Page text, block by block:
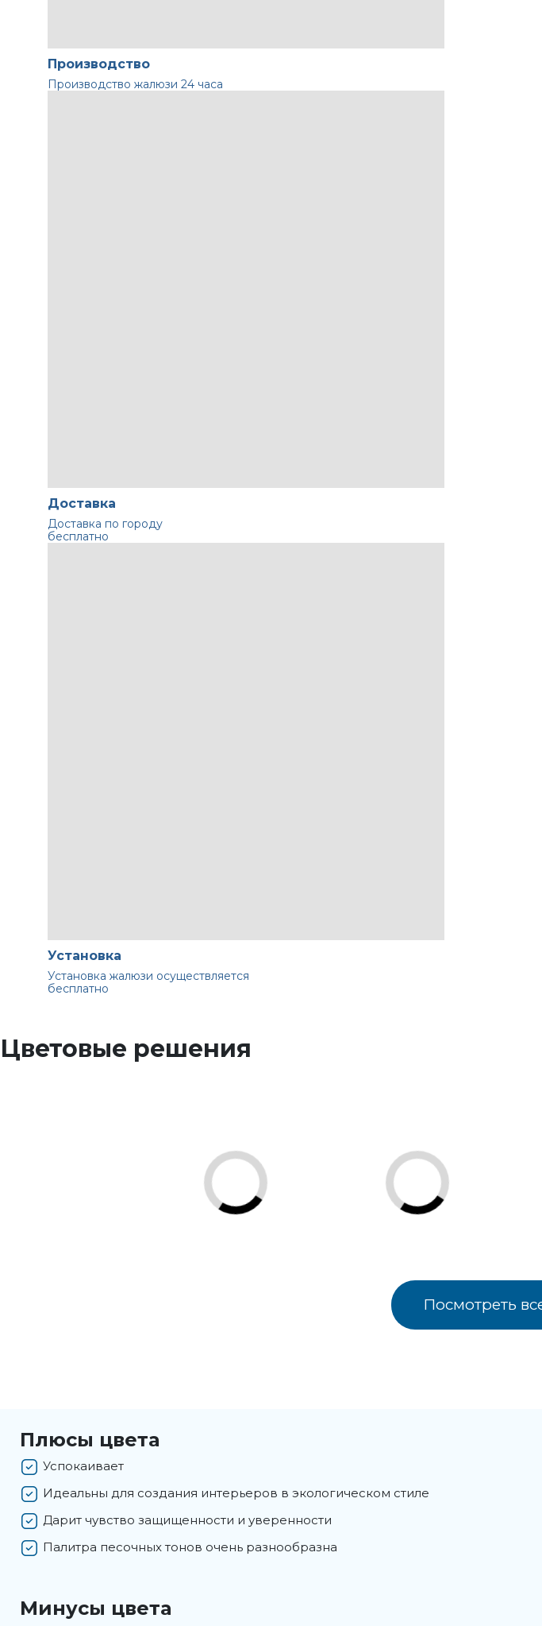
Производство
Производство жалюзи 24 часа
Доставка
Доставка по городу
бесплатно
Установка
Установка жалюзи осуществляется
бесплатно
Цветовые решения
Посмотреть
Плюсы цвета
Успокаивает
Идеальны для создания интерьеров в экологическом стиле
Дарит чувство защищенности и уверенности
Палитра песочных тонов очень разнообразна
Минусы цвета